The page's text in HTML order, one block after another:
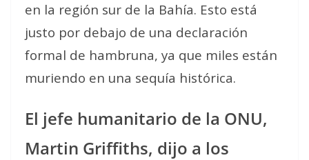
en la región sur de la Bahía. Esto está
justo por debajo de una declaración
formal de hambruna, ya que miles están
muriendo en una sequía histórica.
El jefe humanitario de la ONU,
Martin Griffiths, dijo a los